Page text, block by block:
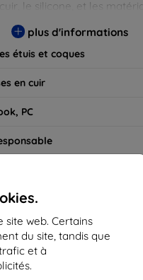
site web. Certains
du site, tandis que
et à
le silicone, et les
plus d'informations
étuis et coques
en cuir
PC
Les moins chers Les plus